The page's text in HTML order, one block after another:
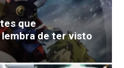
que
de ter visto